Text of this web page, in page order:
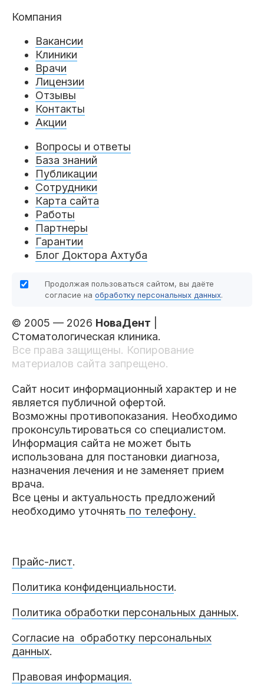
Компания
Вакансии
Клиники
Врачи
Лицензии
Отзывы
Контакты
Акции
Вопросы и ответы
База знаний
Публикации
Сотрудники
Карта сайта
Работы
Партнеры
Гарантии
Блог Доктора Ахтуба
Продолжая пользоваться сайтом, вы даёте
согласие на обработку персональных данных.
© 2005 — 2026 НоваДент
Стоматологическая клиника.
Все права защищены. Копирование
материалов сайта запрещено.
Сайт носит информационный характер и не
является публичной офертой.
Возможны противопоказания. Необходимо
проконсультироваться со специалистом.
Информация сайта не может быть
использована для постановки диагноза,
назначения лечения и не заменяет прием
врача.
Все цены и актуальность предложений
необходимо уточнять по телефону.
Прайс-лист.
Политика конфиденциальности.
Политика обработки персональных данных.
Согласие на обработку персональных
данных.
Правовая информация.